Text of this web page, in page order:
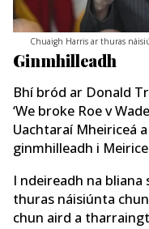
Chuaigh Harris ar thuras
Ginmhilleadh
Bhí bród ar Donald
‘We broke Roe v
Uachtaraí Mheiriceá
ginmhilleadh i
I ndeireadh na
thuras náisiúnta
chun aird a